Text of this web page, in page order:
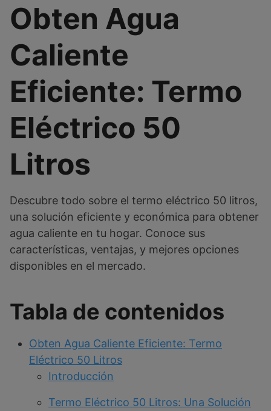
Obten Agua
Caliente
Eficiente: Termo
Eléctrico 50
Litros
Descubre todo sobre el termo eléctrico 50 litros,
una solución eficiente y económica para obtener
agua caliente en tu hogar. Conoce sus
características, ventajas, y mejores opciones
disponibles en el mercado.
Tabla de contenidos
Obten Agua Caliente Eficiente: Termo
Eléctrico 50 Litros
Introducción
Termo Eléctrico 50 Litros: Una Solución